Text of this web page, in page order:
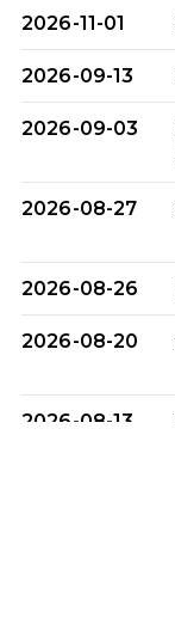
2026-11-01
2026-09-13
2026-09-03
2026-08-27
2026-08-26
2026-08-20
2026-08-13